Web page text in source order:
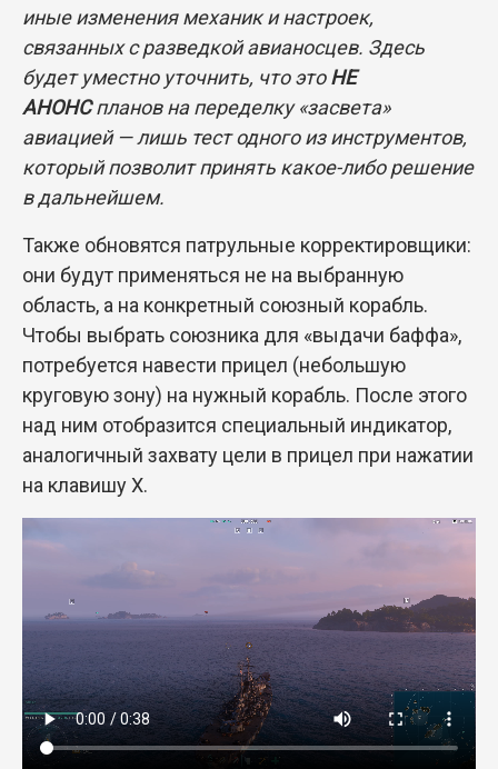
иные изменения механик и настроек,
связанных с разведкой авианосцев. Здесь
будет уместно уточнить, что этоНЕ
АНОНСпланов на переделку «засвета»
авиацией — лишь тест одного из инструментов,
который позволит принять какое-либо решение
в дальнейшем.
Также обновятся патрульные корректировщики:
они будут применяться не на выбранную
область, а на конкретный союзный корабль.
Чтобы выбрать союзника для «выдачи баффа»,
потребуется навести прицел (небольшую
круговую зону) на нужный корабль. После этого
над ним отобразится специальный индикатор,
аналогичный захвату цели в прицел при нажатии
на клавишу Х.